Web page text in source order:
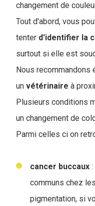
changement de
Tout d'abord, vous
tenter d'identifier la
surtout si elle est
Nous recommandons
un vétérinaire à
Plusieurs conditions
un changement de
Parmi celles ci on
cancer buccaux
communs chez
pigmentation, si